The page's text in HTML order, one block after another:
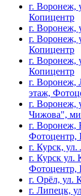
г. Воронеж,
Копицентр
г. Воронеж,
г. Воронеж,
Копицентр
г. Воронеж,
Копицентр
г. Воронеж,
этаж,
г. Воронеж,
Чижова",
г. Воронеж,
Фотоцентр,
г. Курск,
г. Курск
Фотоцентр,
г. Орёл, ул.
г. Липецк,